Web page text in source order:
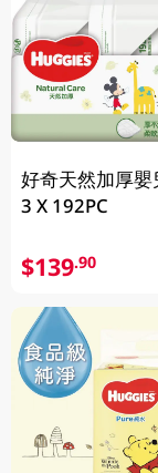
好奇天然加厚嬰
3 X 192PC
$139.90